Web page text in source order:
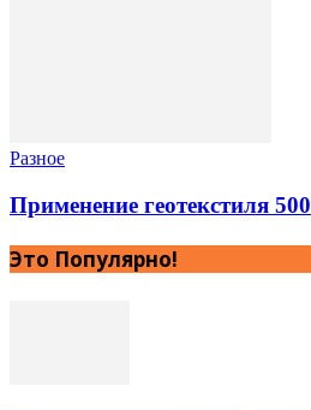
Разное
Применение геотекстиля 500
Это Популярно!